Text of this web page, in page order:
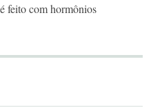
feito com hormônios